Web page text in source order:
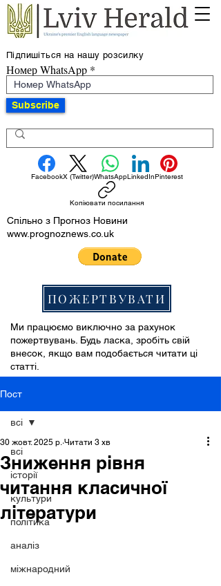
Підпишіться на нашу розсилку
Номер WhatsApp
Subscribe
FacebookX (Twitter)WhatsAppLinkedInPinterest
Копіювати посилання
Спільно з Прогноз Новини
www.prognoznews.co.uk
ПОЖЕРТВУВАТИ
Ми працюємо виключно за рахунок
пожертвувань. Будь ласка, зробіть свій
внесок, якщо вам подобається читати ці
статті.
Пост
всі
історії
культури
політика
аналіз
міжнародний
всі
Зниження рівня
читання класичної
літератури
30 жовт. 2025 р. Читати 3 хв